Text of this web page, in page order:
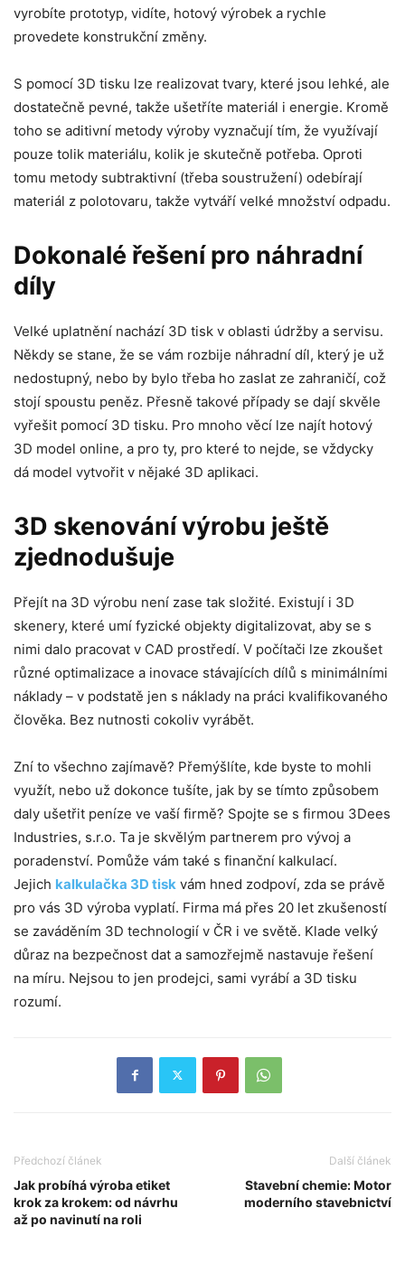
vyrobíte prototyp, vidíte, hotový výrobek a rychle
provedete konstrukční změny.
S pomocí 3D tisku lze realizovat tvary, které jsou lehké, ale
dostatečně pevné, takže ušetříte materiál i energie. Kromě
toho se aditivní metody výroby vyznačují tím, že využívají
pouze tolik materiálu, kolik je skutečně potřeba. Oproti
tomu metody subtraktivní (třeba soustružení) odebírají
materiál z polotovaru, takže vytváří velké množství odpadu.
Dokonalé řešení pro náhradní
díly
Velké uplatnění nachází 3D tisk v oblasti údržby a servisu.
Někdy se stane, že se vám rozbije náhradní díl, který je už
nedostupný, nebo by bylo třeba ho zaslat ze zahraničí, což
stojí spoustu peněz. Přesně takové případy se dají skvěle
vyřešit pomocí 3D tisku. Pro mnoho věcí lze najít hotový
3D model online, a pro ty, pro které to nejde, se vždycky
dá model vytvořit v nějaké 3D aplikaci.
3D skenování výrobu ještě
zjednodušuje
Přejít na 3D výrobu není zase tak složité. Existují i 3D
skenery, které umí fyzické objekty digitalizovat, aby se s
nimi dalo pracovat v CAD prostředí. V počítači lze zkoušet
různé optimalizace a inovace stávajících dílů s minimálními
náklady – v podstatě jen s náklady na práci kvalifikovaného
člověka. Bez nutnosti cokoliv vyrábět.
Zní to všechno zajímavě? Přemýšlíte, kde byste to mohli
využít, nebo už dokonce tušíte, jak by se tímto způsobem
daly ušetřit peníze ve vaší firmě? Spojte se s firmou 3Dees
Industries, s.r.o. Ta je skvělým partnerem pro vývoj a
poradenství. Pomůže vám také s finanční kalkulací.
Jejich kalkulačka 3D tisk vám hned zodpoví, zda se právě
pro vás 3D výroba vyplatí. Firma má přes 20 let zkušeností
se zaváděním 3D technologií v ČR i ve světě. Klade velký
důraz na bezpečnost dat a samozřejmě nastavuje řešení
na míru. Nejsou to jen prodejci, sami vyrábí a 3D tisku
rozumí.
Předchozí článek
Jak probíhá výroba etiket
krok za krokem: od návrhu
až po navinutí na roli
Další článek
Stavební chemie: Motor
moderního stavebnictví